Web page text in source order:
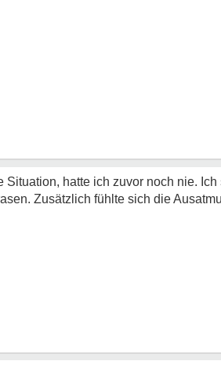
hatte ich zuvor noch nie.
Zusätzlich fühlte sich die